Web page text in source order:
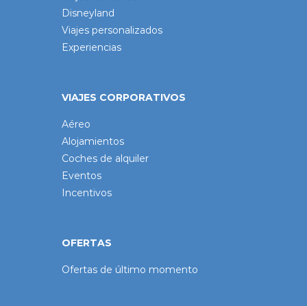
Disneyland
Viajes personalizados
Experiencias
VIAJES CORPORATIVOS
Aéreo
Alojamientos
Coches de alquiler
Eventos
Incentivos
OFERTAS
Ofertas de último momento